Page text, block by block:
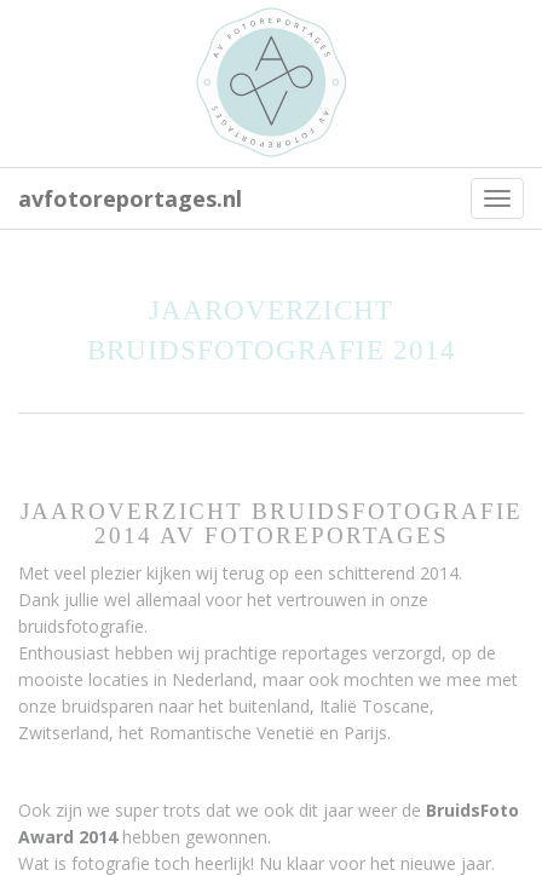
avfotoreportages.nl
JAAROVERZICHT
BRUIDSFOTOGRAFIE 2014
JAAROVERZICHT BRUIDSFOTOGRAFIE
2014 AV FOTOREPORTAGES
Met veel plezier kijken wij terug op een schitterend 2014.
Dank jullie wel allemaal voor het vertrouwen in onze
bruidsfotografie.
Enthousiast hebben wij prachtige reportages verzorgd, op de
mooiste locaties in Nederland, maar ook mochten we mee met
onze bruidsparen naar het buitenland, Italië Toscane,
Zwitserland, het Romantische Venetië en Parijs.
Ook zijn we super trots dat we ook dit jaar weer de BruidsFoto
Award 2014hebben gewonnen.
Wat is fotografie toch heerlijk! Nu klaar voor het nieuwe jaar.